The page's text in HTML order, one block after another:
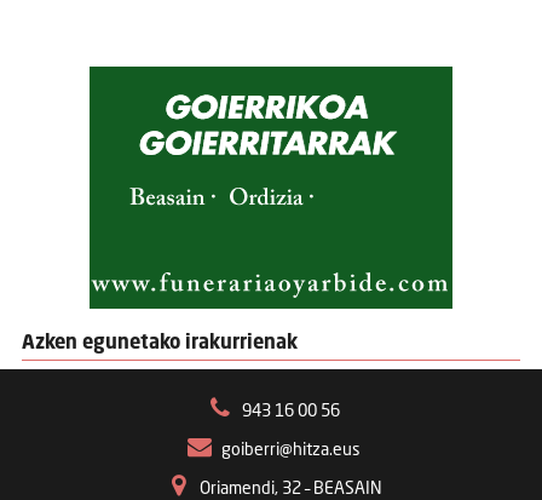
Azken egunetako irakurrienak
943 16 00 56
goiberri@hitza.eus
Oriamendi, 32 – BEASAIN